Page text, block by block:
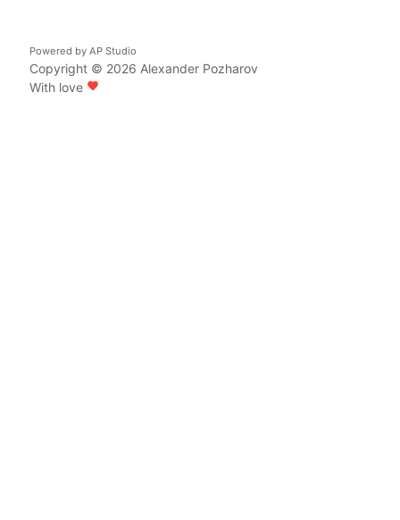
Powered by AP Studio
Copyright © 2026 Alexander Pozharov
With love favorite